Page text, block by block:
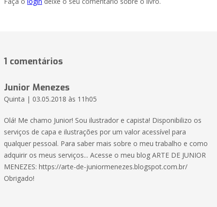
1 comentários
Junior Menezes
Quinta | 03.05.2018 às 11h05
Olá! Me chamo Junior! Sou ilustrador e capista! Disponibilizo os
serviços de capa e ilustrações por um valor acessível para
qualquer pessoal. Para saber mais sobre o meu trabalho e como
adquirir os meus serviços... Acesse o meu blog ARTE DE JUNIOR
MENEZES: https://arte-de-juniormenezes.blogspot.com.br/
Obrigado!